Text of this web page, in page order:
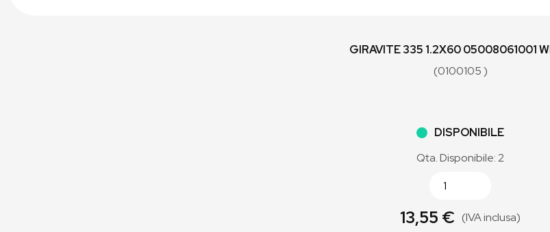
GIRAVITE 335 1.2X60 05008061001
(0100105 )
DISPONIBILE
Qta. Disponibile: 2
13,55 € (IVA inclusa)